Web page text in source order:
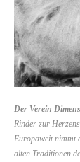
Der Verein
Rinder zur
Europaweit nimmt
alten Traditionen